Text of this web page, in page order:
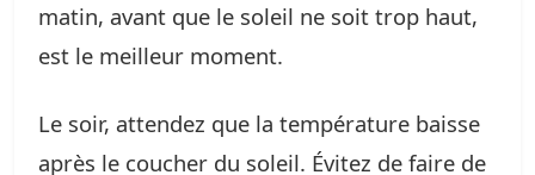
matin, avant que le soleil ne soit trop haut,
est le meilleur moment.
Le soir, attendez que la température baisse
après le coucher du soleil. Évitez de faire de